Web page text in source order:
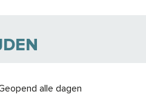
alle dagen